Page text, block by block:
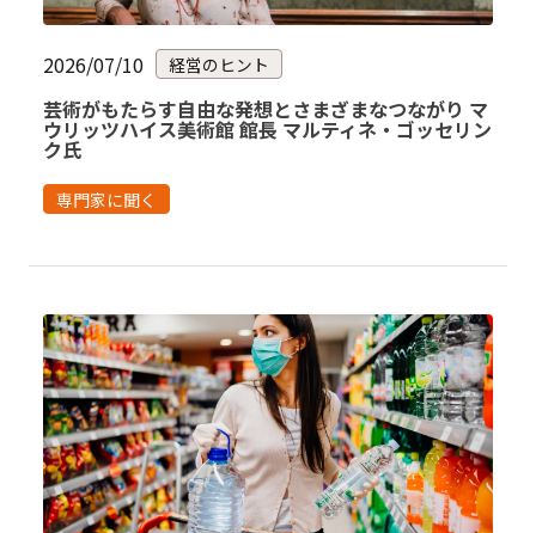
2026/07/10 経営のヒント
芸術がもたらす自由な発想とさまざまなつながり マ
ウリッツハイス美術館 館長 マルティネ・ゴッセリン
ク氏
専門家に聞く